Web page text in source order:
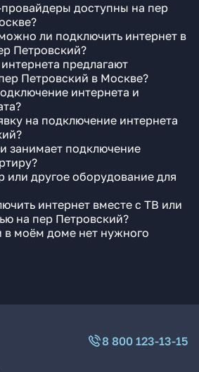
доступны на пер
ли подключить интернет в
Петровский?
предлагают
Петровский в Москве?
интернета и
на подключение интернета
занимает подключение
или другое оборудование для
интернет вместе с ТВ или
на пер Петровский?
в моём доме нет нужного
8 800 123-13-15